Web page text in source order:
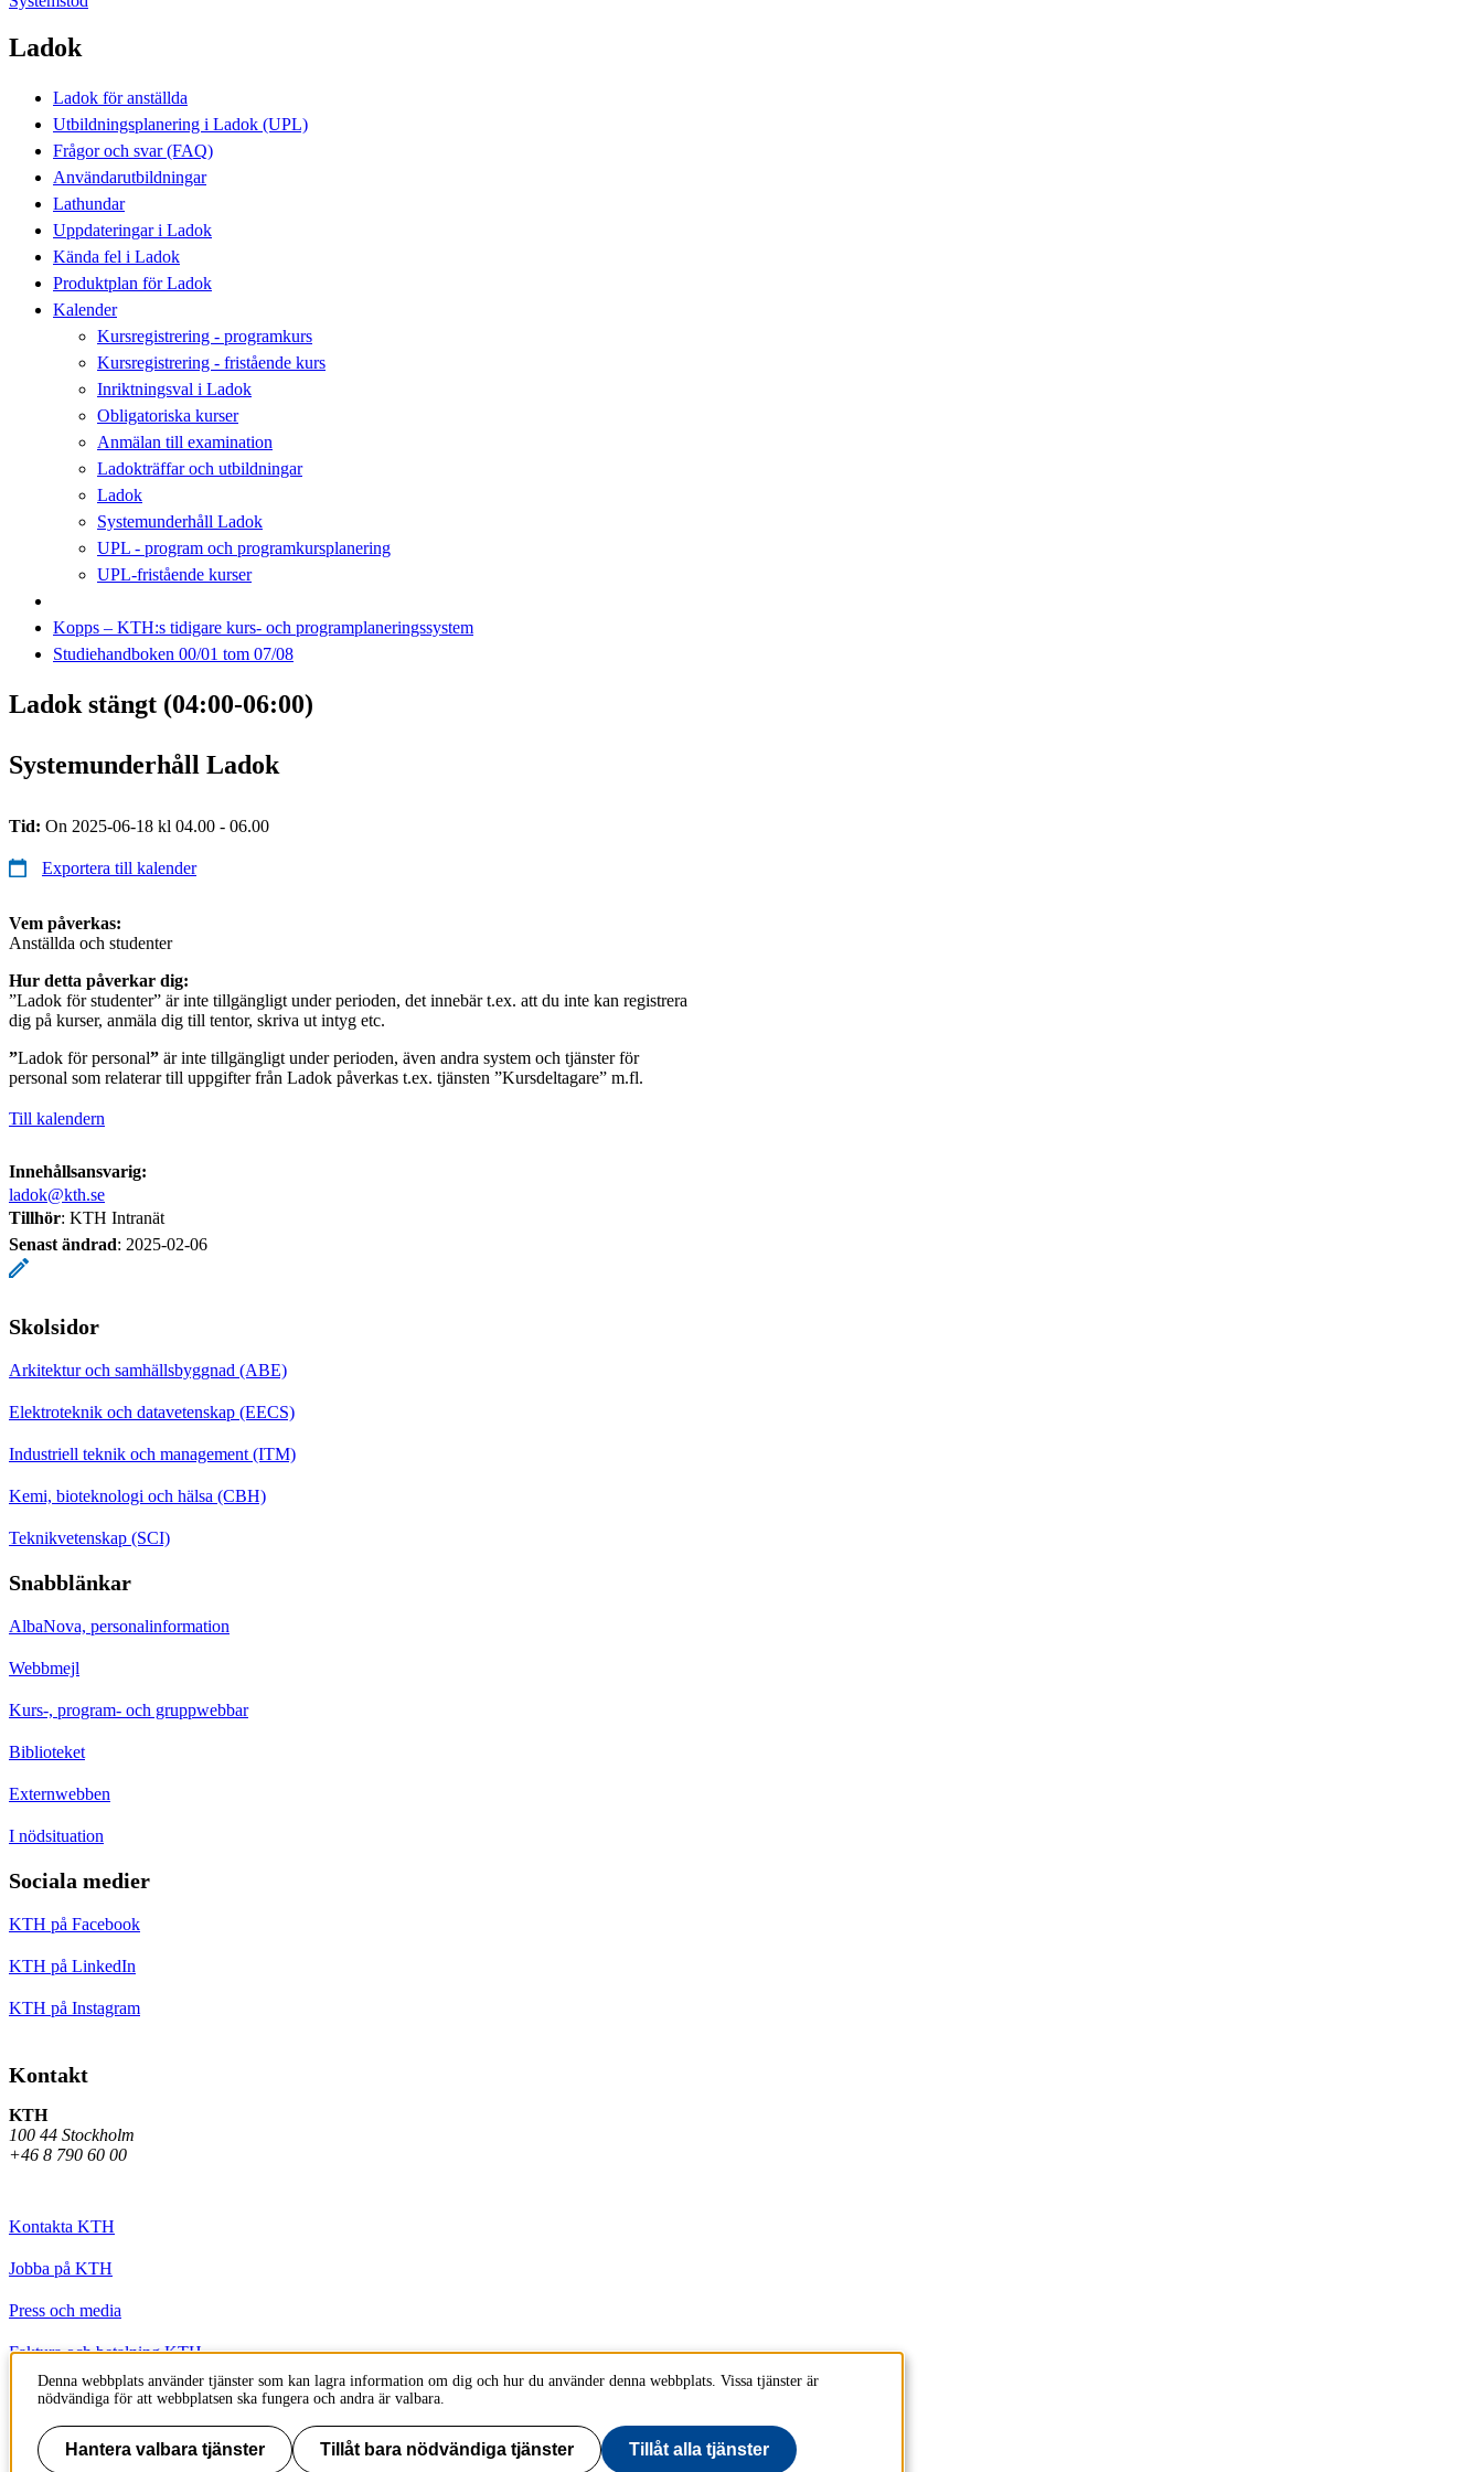
Ladok
Ladok för anställda
Utbildningsplanering i Ladok (UPL)
Frågor och svar (FAQ)
Användarutbildningar
Lathundar
Uppdateringar i Ladok
Kända fel i Ladok
Produktplan för Ladok
Kalender
Kursregistrering - programkurs
Kursregistrering - fristående kurs
Inriktningsval i Ladok
Obligatoriska kurser
Anmälan till examination
Ladokträffar och utbildningar
Ladok
Systemunderhåll Ladok
UPL - program och programkursplanering
UPL-fristående kurser
Kopps – KTH:s tidigare kurs- och programplaneringssystem
Studiehandboken 00/01 tom 07/08
Ladok stängt (04:00-06:00)
Systemunderhåll Ladok
Tid: On 2025-06-18 kl 04.00 - 06.00
Exportera till kalender
Vem påverkas:
Anställda och studenter
Hur detta påverkar dig:
”Ladok för studenter” är inte tillgängligt under perioden, det innebär t.ex. att du inte kan registrera
dig på kurser, anmäla dig till tentor, skriva ut intyg etc.
”Ladok för personal” är inte tillgängligt under perioden, även andra system och tjänster för
personal som relaterar till uppgifter från Ladok påverkas t.ex. tjänsten ”Kursdeltagare” m.fl.
Till kalendern
Innehållsansvarig:
ladok@kth.se
Tillhör: KTH Intranät
Senast ändrad: 2025-02-06
Skolsidor
Arkitektur och samhällsbyggnad (ABE)
Elektroteknik och datavetenskap (EECS)
Industriell teknik och management (ITM)
Kemi, bioteknologi och hälsa (CBH)
Teknikvetenskap (SCI)
Snabblänkar
AlbaNova, personalinformation
Webbmejl
Kurs-, program- och gruppwebbar
Biblioteket
Externwebben
I nödsituation
Sociala medier
KTH på Facebook
KTH på LinkedIn
KTH på Instagram
Kontakt
KTH
100 44 Stockholm
+46 8 790 60 00
Kontakta KTH
Jobba på KTH
Press och media
Faktura och betalning KTH
Om KTH:s webbplatser
Tillgänglighetsredogörelse
Denna webbplats använder tjänster som kan lagra information om dig och hur du använder denna webbplats. Vissa tjänster är
nödvändiga för att webbplatsen ska fungera och andra är valbara.
Hantera valbara tjänster Tillåt bara nödvändiga tjänster Tillåt alla tjänster